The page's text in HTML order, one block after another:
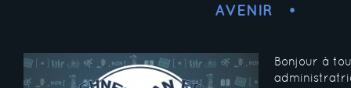
AVENIR
Bonjour à